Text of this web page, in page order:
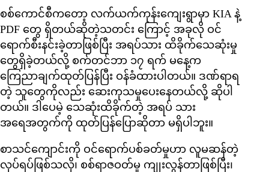
စစ်ကောင်စီကတော့ လက်ယက်ကုန်းကျေးရွာမှာ KIA နဲ့
PDF တွေ ရှိတယ်ဆိုတဲ့သတင်း ကြောင့် အခုလို ဝင်
ရောက်စီးနင်းခဲ့တာဖြစ်ပြီး အရပ်သား ထိခိုက်သေဆုံးမှု
တွေရှိခဲ့တယ်လို့ စက်တင်ဘာ ၁၇ ရက် မနေ့က
ကြေညာချက်ထုတ်ပြန်ပြီး ဝန်ခံထားပါတယ်။ ဒဏ်ရာရ
တဲ့ သူတွေကိုလည်း ဆေးကုသမှုပေးနေတယ်လို့ ဆိုပါ
တယ်။ ဒါပေမဲ့ သေဆုံးထိခိုက်တဲ့ အရပ် သား
အရေအတွက်ကို ထုတ်ပြန်ပြောဆိုတာ မရှိပါဘူး။
စာသင်ကျောင်းကို ဝင်ရောက်ပစ်ခတ်မှုဟာ လူမဆန်တဲ့
လုပ်ရပ်ဖြစ်သလို၊ စစ်ရာဇဝတ်မှု ကျုးလွန်တာဖြစ်ပြီး၊